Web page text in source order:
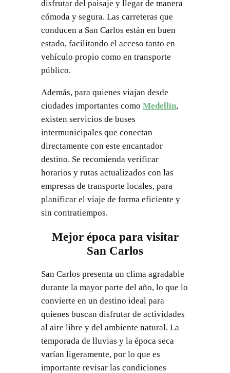
disfrutar del paisaje y llegar de manera
cómoda y segura. Las carreteras que
conducen a San Carlos están en buen
estado, facilitando el acceso tanto en
vehículo propio como en transporte
público.
Además, para quienes viajan desde
ciudades importantes como Medellín,
existen servicios de buses
intermunicipales que conectan
directamente con este encantador
destino. Se recomienda verificar
horarios y rutas actualizados con las
empresas de transporte locales, para
planificar el viaje de forma eficiente y
sin contratiempos.
Mejor época para visitar
San Carlos
San Carlos presenta un clima agradable
durante la mayor parte del año, lo que lo
convierte en un destino ideal para
quienes buscan disfrutar de actividades
al aire libre y del ambiente natural. La
temporada de lluvias y la época seca
varían ligeramente, por lo que es
importante revisar las condiciones